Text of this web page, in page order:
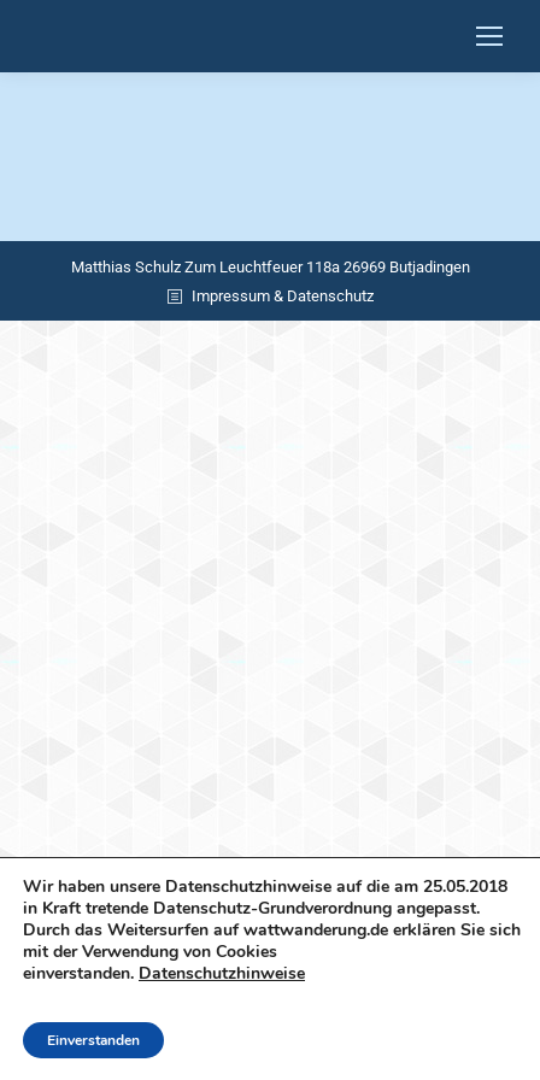
Matthias Schulz Zum Leuchtfeuer 118a 26969 Butjadingen
Impressum & Datenschutz
Wir haben unsere Datenschutzhinweise auf die am 25.05.2018
in Kraft tretende Datenschutz-Grundverordnung angepasst.
Durch das Weitersurfen auf wattwanderung.de erklären Sie sich
mit der Verwendung von Cookies
einverstanden. Datenschutzhinweise
Einverstanden